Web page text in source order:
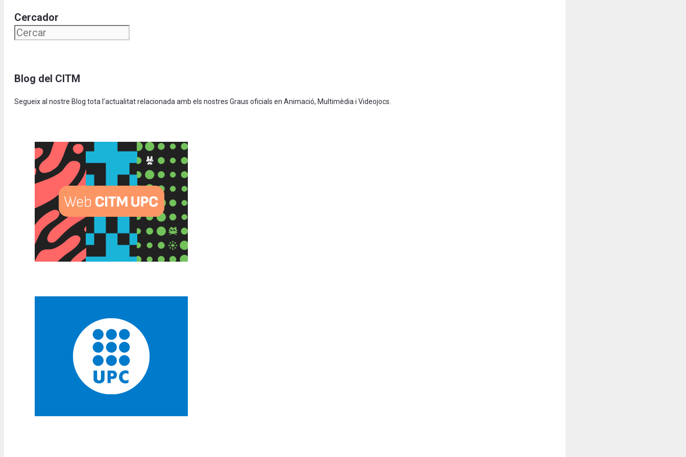
Cercador
Blog del CITM
Segueix al nostre Blog tota l’actualitat relacionada amb els nostres Graus oficials en Animació, Multimèdia i Videojocs.